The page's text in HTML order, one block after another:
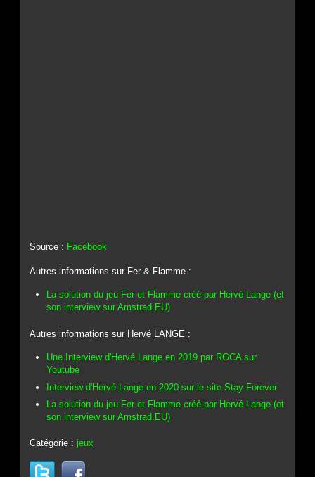
Source : Facebook
Autres informations sur Fer & Flamme :
La solution du jeu Fer et Flamme créé par Hervé Lange (et
son interview sur Amstrad.EU)
Autres informations sur Hervé LANGE :
Une Interview d'Hervé Lange en 2019 par RGCA sur
Youtube
Interview d'Hervé Lange en 2020 sur le site Stay Forever
La solution du jeu Fer et Flamme créé par Hervé Lange (et
son interview sur Amstrad.EU)
Catégorie :jeux